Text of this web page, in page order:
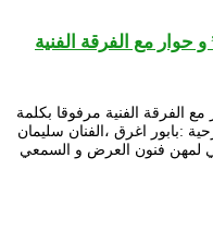
مع الفرقة الفنية
الفنية مرفوقا بكلمة
:بابور اغرق ،الفنان سليمان
لمهن فنون العرض و السمعي